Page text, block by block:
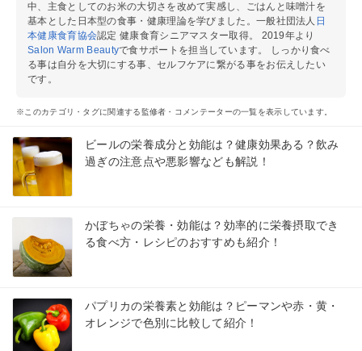
中、主食としてのお米の大切さを改めて実感し、ごはんと味噌汁を
基本とした日本型の食事・健康理論を学びました。一般社団法人 日
本健康食育協会認定 健康食育シニアマスター取得。 2019年より
Salon Warm Beautyで食サポートを担当しています。 しっかり食べ
る事は自分を大切にする事、セルフケアに繋がる事をお伝えしたい
です。
※このカテゴリ・タグに関連する監修者・コメンテーターの一覧を表示しています。
ビールの栄養成分と効能は？健康効果ある？飲み
過ぎの注意点や悪影響なども解説！
かぼちゃの栄養・効能は？効率的に栄養摂取でき
る食べ方・レシピのおすすめも紹介！
パプリカの栄養素と効能は？ピーマンや赤・黄・
オレンジで色別に比較して紹介！